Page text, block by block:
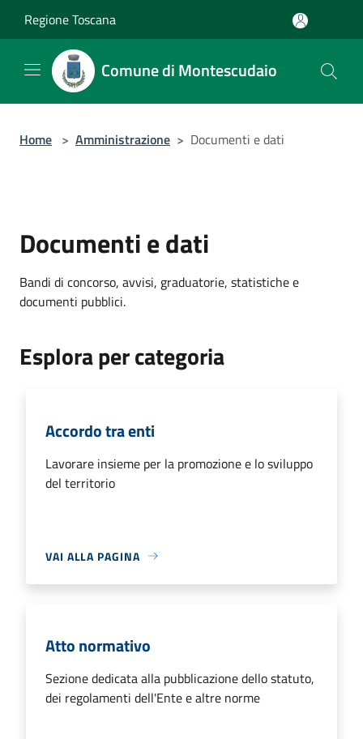
Regione Toscana
Comune di Montescudaio
Home > Amministrazione > Documenti e dati
Documenti e dati
Bandi di concorso, avvisi, graduatorie, statistiche e
documenti pubblici.
Esplora per categoria
Accordo tra enti
Lavorare insieme per la promozione e lo sviluppo
del territorio
VAI ALLA PAGINA
Atto normativo
Sezione dedicata alla pubblicazione dello statuto,
dei regolamenti dell'Ente e altre norme